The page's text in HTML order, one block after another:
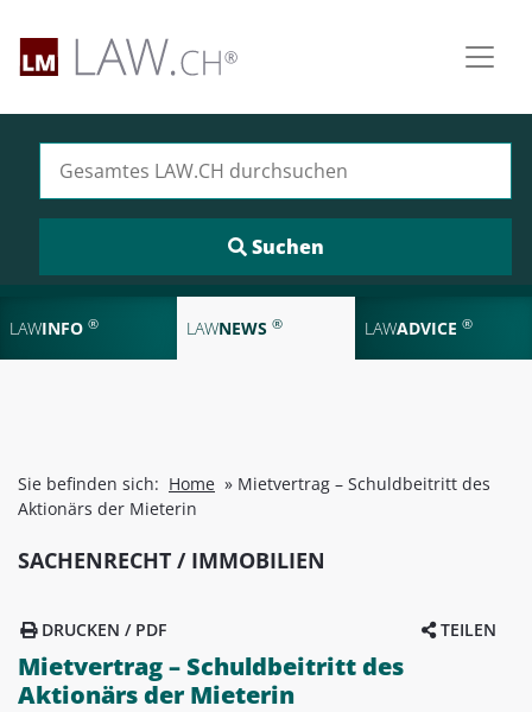
LAWINFO ® LAWNEWS ® LAWADVICE ®
Sie befinden sich: Home » Mietvertrag – Schuldbeitritt des
Aktionärs der Mieterin
SACHENRECHT / IMMOBILIEN
TEILEN
DRUCKEN / PDF
Mietvertrag – Schuldbeitritt des
Aktionärs der Mieterin